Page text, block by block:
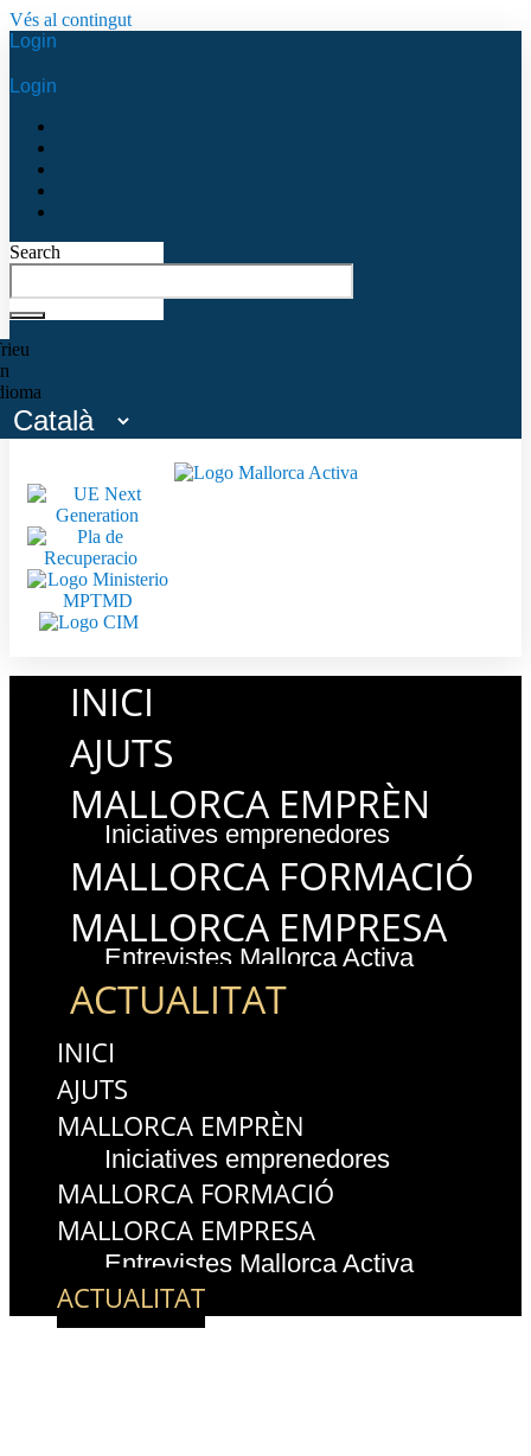
Vés al contingut
Login
Login
Search
INICI
AJUTS
MALLORCA EMPRÈN
Iniciatives emprenedores
MALLORCA FORMACIÓ
MALLORCA EMPRESA
Entrevistes Mallorca Activa
ACTUALITAT
INICI
AJUTS
MALLORCA EMPRÈN
Iniciatives emprenedores
MALLORCA FORMACIÓ
MALLORCA EMPRESA
Entrevistes Mallorca Activa
ACTUALITAT